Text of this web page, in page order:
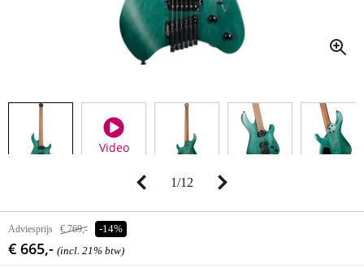
Video
1/12
Adviesprijs € 769,- -14%
€ 665,- (incl. 21% btw)